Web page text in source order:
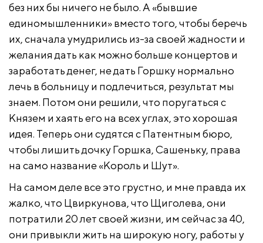
без них бы ничего не было. А «бывшие
единомышленники» вместо того, чтобы беречь
их, сначала умудрились из-за своей жадности и
желания дать как можно больше концертов и
заработать денег, не дать Горшку нормально
лечь в больницу и подлечиться, результат мы
знаем. Потом они решили, что поругаться с
Князем и хаять его на всех углах, это хорошая
идея. Теперь они судятся с Патентным бюро,
чтобы лишить дочку Горшка, Сашеньку, права
на само название «Король и Шут».
На самом деле все это грустно, и мне правда их
жалко, что Цвиркунова, что Щиголева, они
потратили 20 лет своей жизни, им сейчас за 40,
они привыкли жить на широкую ногу, работы у